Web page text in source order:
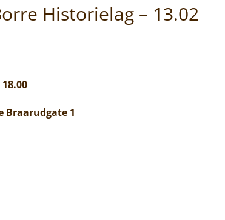
Historielag – 13.02
Braarudgate 1